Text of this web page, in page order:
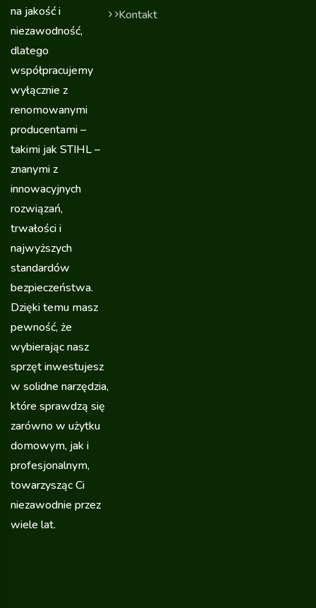
na jakość i
niezawodność,
dlatego
współpracujemy
wyłącznie z
renomowanymi
producentami –
takimi jak STIHL –
znanymi z
innowacyjnych
rozwiązań,
trwałości i
najwyższych
standardów
bezpieczeństwa.
Dzięki temu masz
pewność, że
wybierając nasz
sprzęt inwestujesz
w solidne narzędzia,
które sprawdzą się
zarówno w użytku
domowym, jak i
profesjonalnym,
towarzysząc Ci
niezawodnie przez
wiele lat.
Kontakt